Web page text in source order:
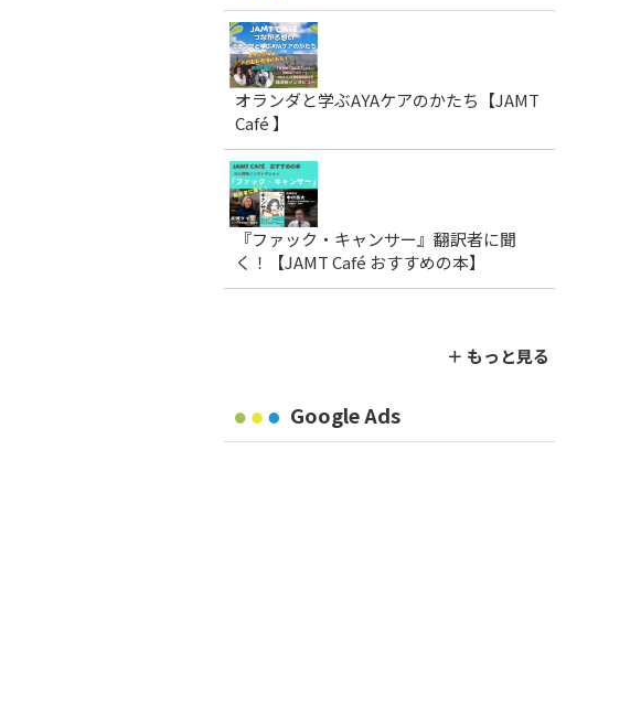
オランダと学ぶAYAケアのかたち【JAMT
Café 】
『ファック・キャンサー』翻訳者に聞
く！【JAMT Café おすすめの本】
＋ もっと見る
Google Ads